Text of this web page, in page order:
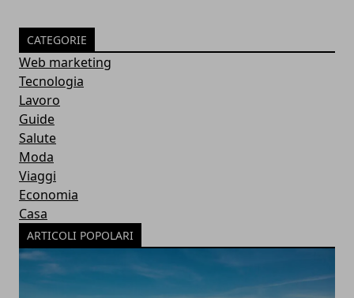
CATEGORIE
Web marketing
Tecnologia
Lavoro
Guide
Salute
Moda
Viaggi
Economia
Casa
ARTICOLI POPOLARI